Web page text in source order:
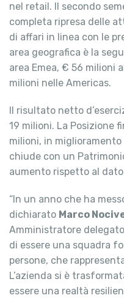
nel retail. Il secondo
completa ripresa delle
di affari in linea con le
area geografica è la
area Emea, € 56 milioni
milioni nelle Americas.
Il risultato netto
19 milioni. La Posizione
milioni, in
chiude con un
aumento rispetto al
“In un anno che ha
dichiarato Marco
Amministratore
di essere una squadra
persone, che
L’azienda si è
essere una realtà